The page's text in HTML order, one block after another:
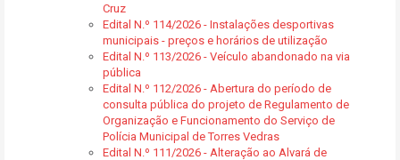
Cruz
Edital N.º 114/2026 - Instalações desportivas
municipais - preços e horários de utilização
Edital N.º 113/2026 - Veículo abandonado na via
pública
Edital N.º 112/2026 - Abertura do período de
consulta pública do projeto de Regulamento de
Organização e Funcionamento do Serviço de
Polícia Municipal de Torres Vedras
Edital N.º 111/2026 - Alteração ao Alvará de